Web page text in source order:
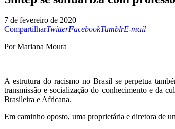
7 de fevereiro de 2020
CompartilharTwitterFacebookTumblrE-mail
Por Mariana Moura
A estrutura do racismo no Brasil se perpetua
transmissão e socialização do conhecimento e da
Brasileira e Africana.
Em caminho oposto, uma proprietária e diretora de